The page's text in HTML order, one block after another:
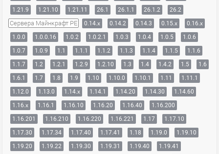
1.21.9
1.21.10 1.21.11 26.1 26.1.1 26.1.2 26.2
Сервера Майнкрафт PE 0.14.x 0.14.2 0.14.3 0.15.x
0.16.x
1.0.0
1.0.0.16 1.0.2 1.0.2.1 1.0.3 1.0.4 1.0.5
1.0.6
1.0.7
1.0.9 1.1 1.1.1 1.1.2 1.1.3 1.1.4 1.1.5
1.1.6
1.1.7
1.2 1.2.1 1.2.9 1.2.10 1.3 1.4 1.4.2 1.5
1.6
1.6.1
1.7 1.8 1.9 1.10 1.10.0 1.10.1 1.11
1.11.1
1.12.0
1.13.0 1.14.x 1.14.1 1.14.20 1.14.30
1.14.60
1.16.x
1.16.1 1.16.10 1.16.20 1.16.40
1.16.200
1.16.201
1.16.210 1.16.220 1.16.221 1.17
1.17.10
1.17.30
1.17.34 1.17.40 1.17.41 1.18 1.19.0
1.19.10
1.19.20
1.19.22 1.19.30 1.19.31 1.19.40
1.19.41